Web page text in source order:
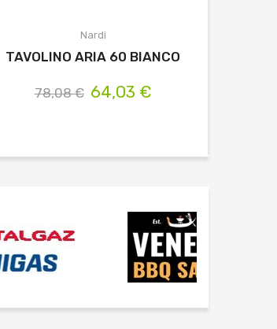
Nardi
TAVOLINO ARIA 60 BIANCO
78,08 € 64,03 €